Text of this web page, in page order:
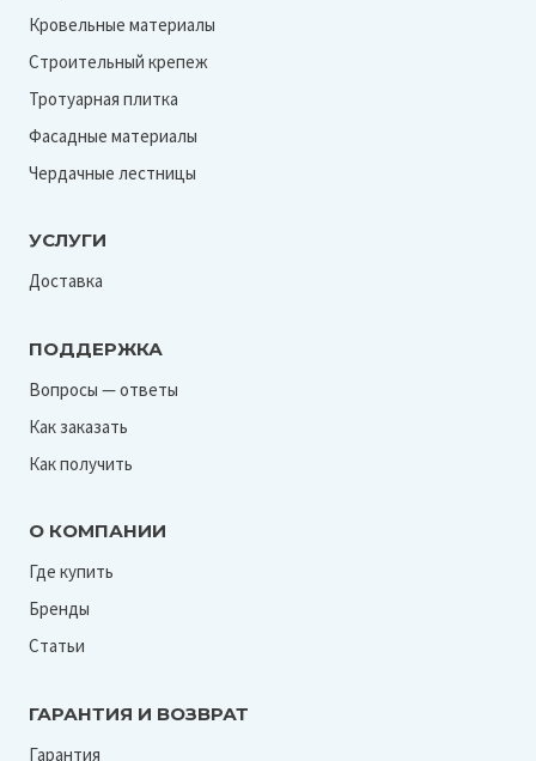
Кровельные материалы
Строительный крепеж
Тротуарная плитка
Фасадные материалы
Чердачные лестницы
УСЛУГИ
Доставка
ПОДДЕРЖКА
Вопросы — ответы
Как заказать
Как получить
О КОМПАНИИ
Где купить
Бренды
Статьи
ГАРАНТИЯ И ВОЗВРАТ
Гарантия